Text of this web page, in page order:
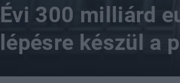
Évi 300 milliárd
lépésre készül a